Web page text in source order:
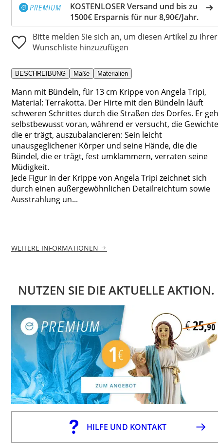
KOSTENLOSER Versand und bis zu
1500€ Ersparnis für nur 8,90€/Jahr.
Bitte melden Sie sich an, um diesen Artikel zu Ihrer
Wunschliste hinzuzufügen
BESCHREIBUNG Maße Materialien
Mann mit Bündeln, für 13 cm Krippe von Angela Tripi,
Material: Terrakotta. Der Hirte mit den Bündeln läuft
schweren Schrittes durch die Straßen des Dorfes. Er
selbstbewusst voran, während er versucht, die
die er trägt, auszubalancieren: Sein leicht
unausgeglichener Körper und seine Hände, die die
Bündel, die er trägt, fest umklammern, verraten seine
Müdigkeit.
Jede Figur in der Krippe von Angela Tripi zeichnet sich
durch einen außergewöhnlichen Detailreichtum sowie
Ausstrahlung un...
WEITERE INFORMATIONEN
NUTZEN SIE DIE AKTUELLE AKTION.
HILFE UND KONTAKT